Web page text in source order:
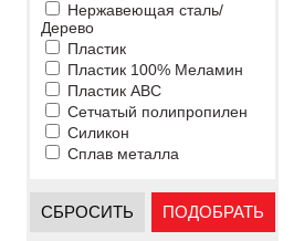
Нержавеющая сталь/
Дерево
Пластик
Пластик 100% Меламин
Пластик ABC
Сетчатый полипропилен
Силикон
Сплав металла
СБРОСИТЬ ПОДОБРАТЬ